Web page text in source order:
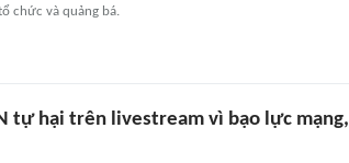
chức và quảng bá.
tự hại trên livestream vì bạo lực mạng,